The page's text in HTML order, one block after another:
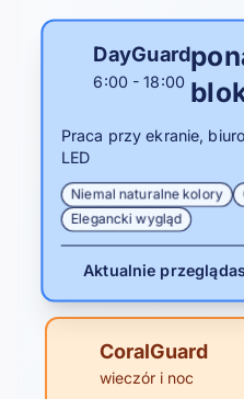
DayGuard
6:00 - 18:00
Praca przy ekranie,
LED
Niemal naturalne kolory
Elegancki wygląd
Aktualnie
CoralGuard
wieczór i noc